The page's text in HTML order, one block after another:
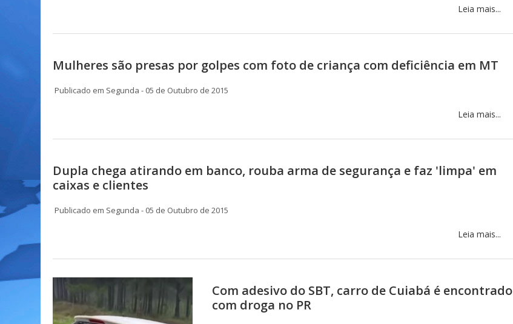
Leia mais...
Mulheres são presas por golpes com foto de criança com deficiência em MT
Publicado em Segunda - 05 de Outubro de 2015
Leia mais...
Dupla chega atirando em banco, rouba arma de segurança e faz 'limpa' em
caixas e clientes
Publicado em Segunda - 05 de Outubro de 2015
Leia mais...
Com adesivo do SBT, carro de Cuiabá é encontrado
com droga no PR